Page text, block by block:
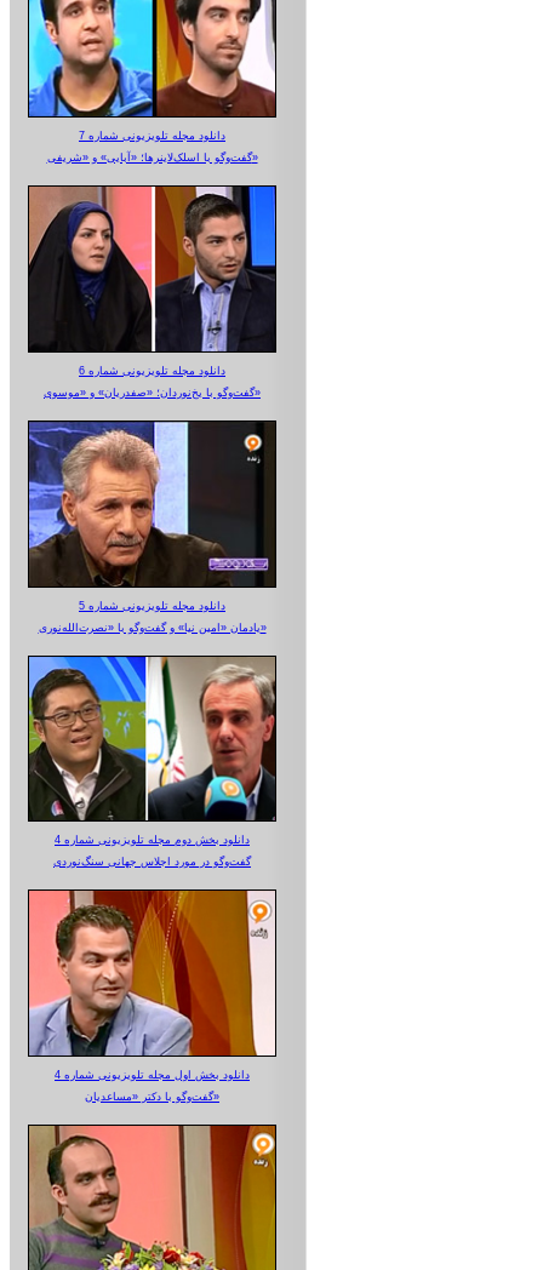
دانلود مجله تلویزیونی شماره 7
گفت‌وگو با اسلک‌لاینرها؛ «آبایی» و «شریفی»
دانلود مجله تلویزیونی شماره 6
گفت‌وگو با یخ‌نوردان؛ «صفدریان» و «موسوی»
دانلود مجله تلویزیونی شماره 5
یادمان «امین نیا» و گفت‌وگو با «نصرت‌الله‌نوری»
دانلود بخش دوم مجله تلویزیونی شماره 4
گفت‌وگو در مورد اجلاس جهانی سنگ‌نوردی
دانلود بخش اول مجله تلویزیونی شماره 4
گفت‌وگو با دکتر «مساعدیان»